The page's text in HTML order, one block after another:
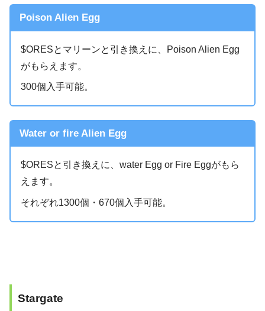
Poison Alien Egg
$ORESとマリーンと引き換えに、Poison Alien Egg
がもらえます。
300個入手可能。
Water or fire Alien Egg
$ORESと引き換えに、water Egg or Fire Eggがもら
えます。
それぞれ1300個・670個入手可能。
Stargate